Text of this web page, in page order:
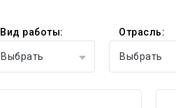
Вид работы:
Выбрать
Отрасль:
Выбрать